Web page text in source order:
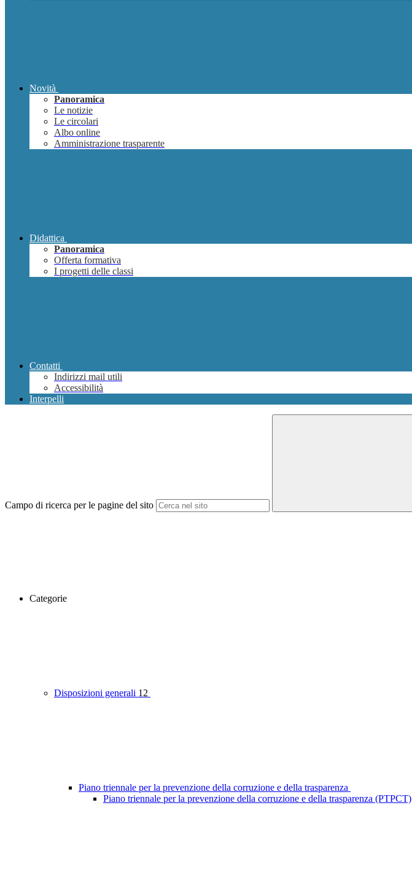
Novità
Panoramica
Le notizie
Le circolari
Albo online
Amministrazione trasparente
Didattica
Panoramica
Offerta formativa
I progetti delle classi
Contatti
Indirizzi mail utili
Accessibilità
Interpelli
Campo di ricerca per le pagine del sito
Categorie
Disposizioni generali 12
Piano triennale per la prevenzione della corruzione e della trasparenza
Piano triennale per la prevenzione della corruzione e della trasparenza (PTPCT)